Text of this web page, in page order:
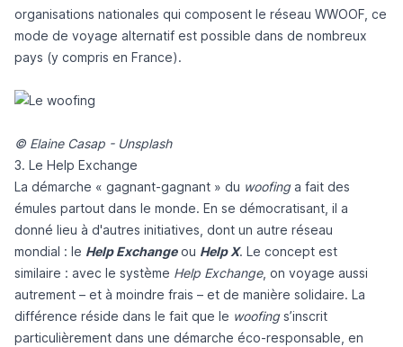
organisations nationales qui composent le réseau WWOOF, ce
mode de voyage alternatif est possible dans de nombreux
pays (y compris en France).
© Elaine Casap - Unsplash
3. Le Help Exchange
La démarche « gagnant-gagnant » du woofinga fait des
émules partout dans le monde. En se démocratisant, il a
donné lieu à d'autres initiatives, dont un autre réseau
mondial : le Help Exchangeou Help X. Le concept est
similaire : avec le système Help Exchange, on voyage aussi
autrement – et à moindre frais – et de manière solidaire. La
différence réside dans le fait que le woofings’inscrit
particulièrement dans une démarche éco-responsable, en